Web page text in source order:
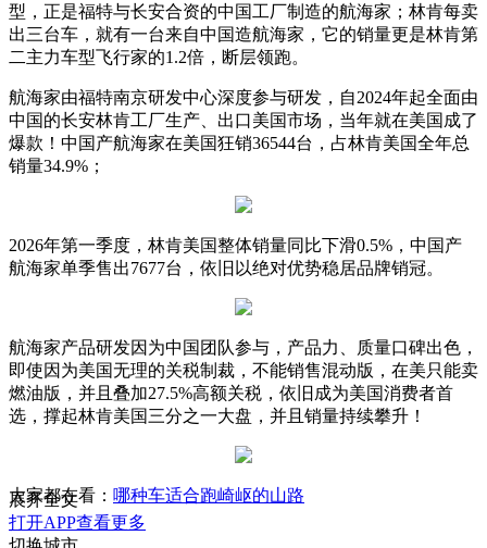
型，正是福特与长安合资的中国工厂制造的航海家；林肯每卖
出三台车，就有一台来自中国造航海家，它的销量更是林肯第
二主力车型飞行家的1.2倍，断层领跑。
航海家由福特南京研发中心深度参与研发，自2024年起全面由
中国的长安林肯工厂生产、出口美国市场，当年就在美国成了
爆款！中国产航海家在美国狂销36544台，占林肯美国全年总
销量34.9%；
2026年第一季度，林肯美国整体销量同比下滑0.5%，中国产
航海家单季售出7677台，依旧以绝对优势稳居品牌销冠。
航海家产品研发因为中国团队参与，产品力、质量口碑出色，
即使因为美国无理的关税制裁，不能销售混动版，在美只能卖
燃油版，并且叠加27.5%高额关税，依旧成为美国消费者首
选，撑起林肯美国三分之一大盘，并且销量持续攀升！
大家都在看： 哪种车适合跑崎岖的山路
展开全文
打开APP查看更多